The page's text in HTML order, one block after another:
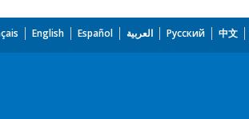
English Español العربية Русский 中文